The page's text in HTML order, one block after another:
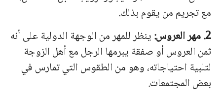
مع تجريم من يقوم بذلك.
2. مهر العروس:
ينظر للمهر من الوجهة الدولية على أنه
ثمن العروس أو صفقة يبرمها الرجل مع أهل الزوجة
لتلبية احتياجاته، وهو من الطقوس التي تمارس في
بعض المجتمعات.